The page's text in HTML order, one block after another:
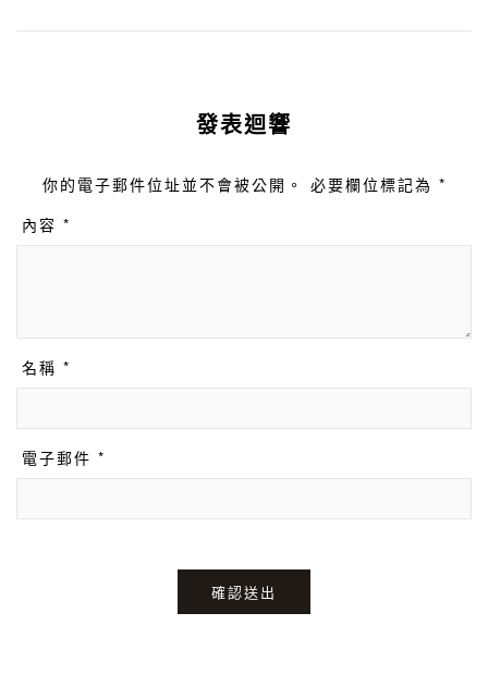
發表迴響
你的電子郵件位址並不會被公開。 必要欄位標記為 *
內容 *
名稱 *
電子郵件 *
確認送出